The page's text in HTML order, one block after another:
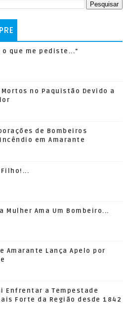
que me pediste..."
no Paquistão Devido a
de Bombeiros
em Amarante
Mulher Ama Um Bombeiro...
Amarante Lança Apelo por
Enfrentar a Tempestade
Forte da Região desde 1842